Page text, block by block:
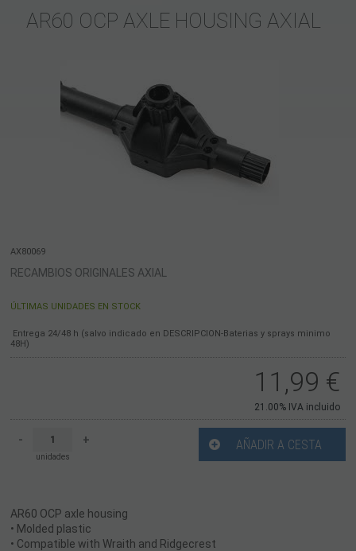
AR60 OCP AXLE HOUSING AXIAL
AX80069
RECAMBIOS ORIGINALES AXIAL
ÚLTIMAS UNIDADES EN STOCK
Entrega 24/48 h (salvo indicado en DESCRIPCION-Baterias y sprays minimo
48H)
11,99 €
21.00% IVA incluido
-
unidades
+ AÑADIR A CESTA
AR60 OCP axle housing
• Molded plastic
• Compatible with Wraith and Ridgecrest